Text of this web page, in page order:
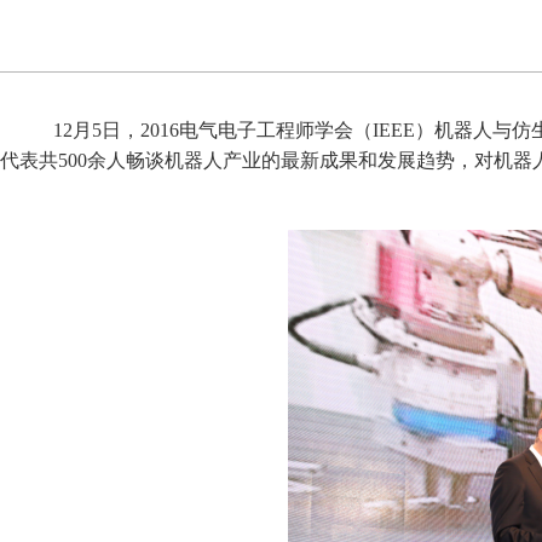
12月5日，2016电气电子工程师学会（IEEE）机器人与
代表共500余人畅谈机器人产业的最新成果和发展趋势，对机器